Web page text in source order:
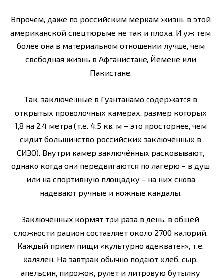
Впрочем, даже по российским меркам жизнь в этой
американской спецтюрьме не так и плоха. И уж тем
более она в материальном отношении лучше, чем
свободная жизнь в Афганистане, Йемене или
Пакистане.
Так, заключённые в Гуантанамо содержатся в
открытых проволочных камерах, размер которых
1,8 на 2,4 метра (т.е. 4,5 кв. м – это просторнее, чем
сидит большинство российских заключённых в
СИЗО). Внутри камер заключённых расковывают,
однако когда они передвигаются по лагерю – в душ
или на спортивную площадку – на них снова
надевают ручные и ножные кандалы.
Заключённых кормят три раза в день, в общей
сложности рацион составляет около 2700 калорий.
Каждый прием пищи «культурно адекватен», т.е.
халялен. На завтрак обычно подают хлеб, сыр,
апельсин, пирожок, рулет и литровую бутылку